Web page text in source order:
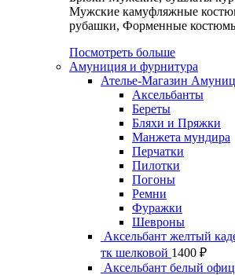
Мужские камуфляжные
рубашки, Форменные
Посмотреть больше
Амуниция и фурнитура
Ателье-Магазин
Аксельбанты
Береты
Бляхи и Пряжки
Манжета мундира
Перчатки
Пилотки
Погоны
Ремни
Фуражки
Шевроны
Аксельбант желтый
тк шелковой 1400 ₽
Аксельбант белый